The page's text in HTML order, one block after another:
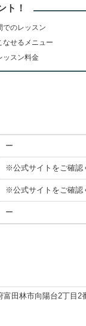
ト！
でのレッスン
なせるメニュー
ッスン料金
ー
※公式サイトをご確認
※公式サイトをご確認
ー
富田林市向陽台2丁目2